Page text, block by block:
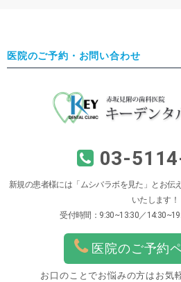
医院のご予約・お問い合わせ
03-
新規の患者様には「ムシバラボを見た」とお伝
いたします！
受付時間：9:30~13:30／
医院のご予約
お口のことでお悩みの方はお気